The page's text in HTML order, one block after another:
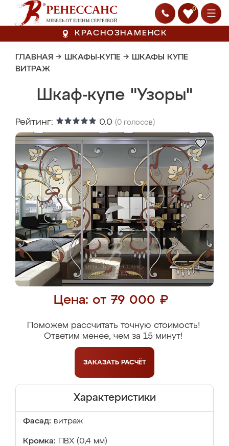
0
КРАСНОЗНАМЕНСК
ГЛАВНАЯ → ШКАФЫ-КУПЕ → ШКАФЫ КУПЕ
ВИТРАЖ
Шкаф-купе "Узоры"
Рейтинг: 0.0 (0 голосов)
Цена: от 79 000 ₽
Поможем рассчитать точную стоимость!
Ответим менее, чем за 15 минут!
ЗАКАЗАТЬ РАСЧЁТ
Характеристики
Фасад: витраж
Кромка: ПВХ (0,4 мм)